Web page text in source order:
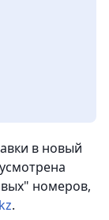
в новый
номеров,
.